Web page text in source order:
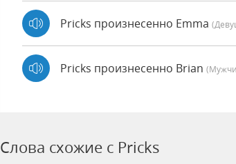
Pricks произнесенно Emma
Pricks произнесенно Brian
Слова схожие с Pricks